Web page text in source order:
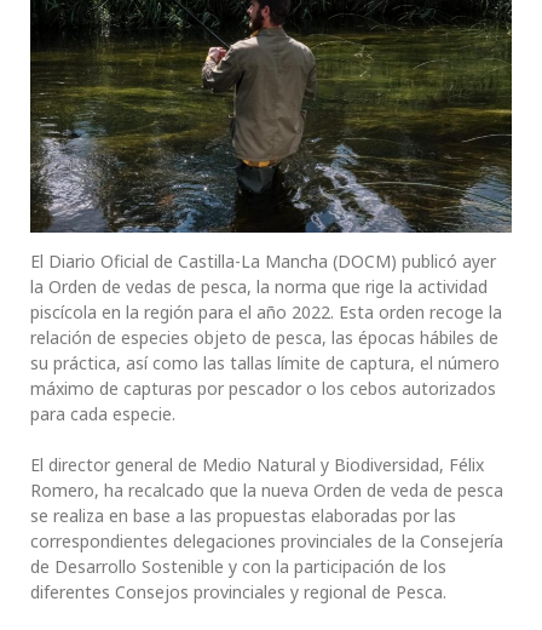
El Diario Oficial de Castilla-La Mancha (DOCM) publicó ayer
la Orden de vedas de pesca, la norma que rige la actividad
piscícola en la región para el año 2022. Esta orden recoge la
relación de especies objeto de pesca, las épocas hábiles de
su práctica, así como las tallas límite de captura, el número
máximo de capturas por pescador o los cebos autorizados
para cada especie.
El director general de Medio Natural y Biodiversidad, Félix
Romero, ha recalcado que la nueva Orden de veda de pesca
se realiza en base a las propuestas elaboradas por las
correspondientes delegaciones provinciales de la Consejería
de Desarrollo Sostenible y con la participación de los
diferentes Consejos provinciales y regional de Pesca.